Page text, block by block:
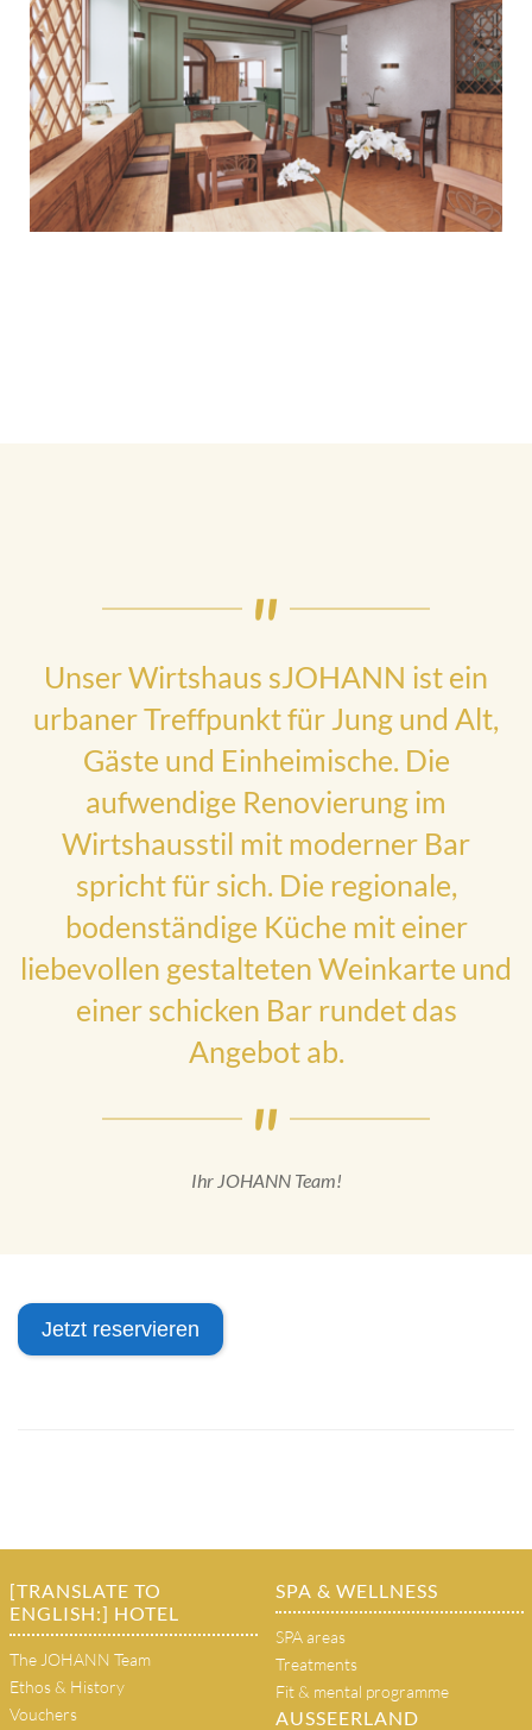
Unser Wirtshaus sJOHANN ist ein
urbaner Treffpunkt für Jung und Alt,
Gäste und Einheimische. Die
aufwendige Renovierung im
Wirtshausstil mit moderner Bar
spricht für sich. Die regionale,
bodenständige Küche mit einer
liebevollen gestalteten Weinkarte und
einer schicken Bar rundet das
Angebot ab.
Ihr JOHANN Team!
Jetzt reservieren
[TRANSLATE TO
ENGLISH:] HOTEL
The JOHANN Team
Ethos & History
Vouchers
SPA & WELLNESS
SPA areas
Treatments
Fit & mental programme
AUSSEERLAND